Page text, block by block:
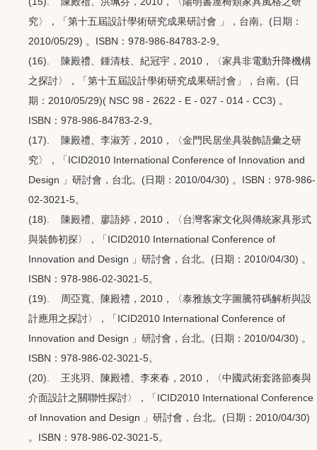
究〉，「第十五屆設計學術研究成果研討會 」，台南。(日期：
2010/05/29) 。ISBN：978-986-84783-2-9。
(16). 陳殿禮、鍾清枝、紀冠宇，2010，〈家具非電動升降機構
之探討〉，「第十五屆設計學術研究成果研討會」，台南。(日
期：2010/05/29)( NSC 98 - 2622 - E - 027 - 014 - CC3) 。
ISBN：978-986-84783-2-9。
(17). 陳殿禮、李淑芳，2010，〈金門民居坐具裝飾語彙之研
究〉，「ICID2010 International Conference of Innovation and
Design 」研討會，台北。(日期：2010/04/30) 。ISBN：978-986-
02-3021-5。
(18). 陳殿禮、廖語婷，2010，〈台灣客家文化與傳統家具形式
與裝飾初探〉，「ICID2010 International Conference of
Innovation and Design 」研討會，台北。(日期：2010/04/30) 。
ISBN：978-986-02-3021-5。
(19). 周亞寬、陳殿禮，2010，〈泰雅族文字圖騰符碼解析與設
計應用之探討〉，「ICID2010 International Conference of
Innovation and Design 」研討會，台北。(日期：2010/04/30) 。
ISBN：978-986-02-3021-5。
(20). 王兆羽、陳殿禮、李來春，2010，〈中國武術套路節奏與
介面設計之關聯性探討〉，「ICID2010 International Conference
of Innovation and Design 」研討會，台北。(日期：2010/04/30)
。ISBN：978-986-02-3021-5。